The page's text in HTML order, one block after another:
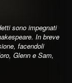
sono impegnati
In breve
facendoli
Glenn e Sam,